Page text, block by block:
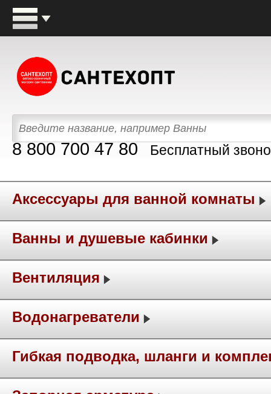
8 800 700 47 80 Бесплатный
Аксессуары для ванной комнаты
Ванны и душевые кабинки
Вентиляция
Водонагреватели
Гибкая подводка, шланги и